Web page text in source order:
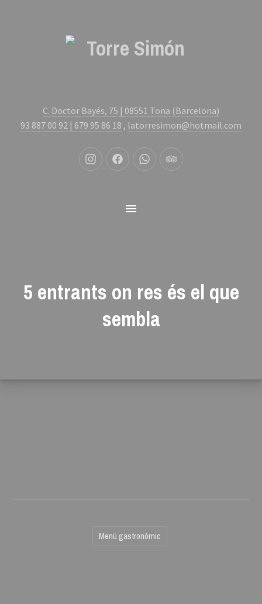
C. Doctor Bayés, 75 | 08551 Tona (Barcelona)
93 887 00 92 | 679 95 86 18 , latorresimon@hotmail.com
New
New
New
New
5 entrants on res és el que
sembla
Menú gastronòmic